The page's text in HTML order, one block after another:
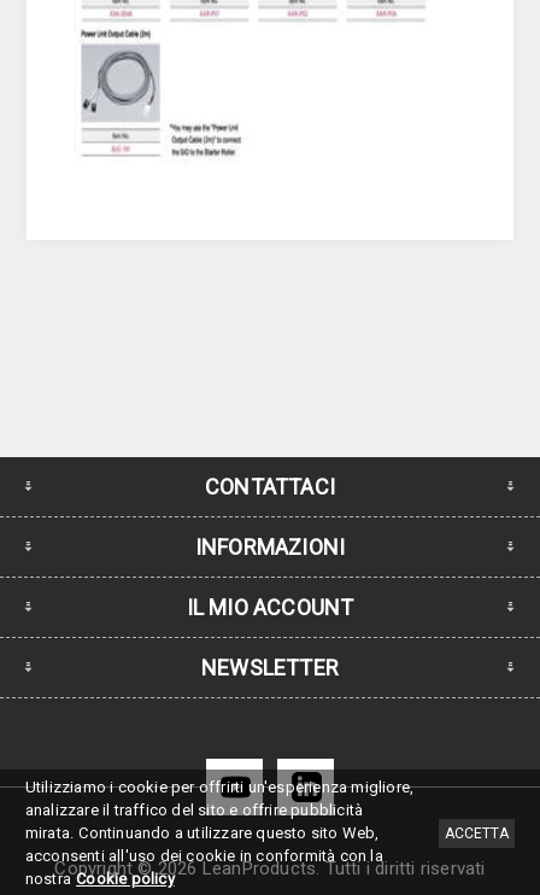
CONTATTACI
INFORMAZIONI
IL MIO ACCOUNT
NEWSLETTER
Copyright © 2026 LeanProducts. Tutti i diritti riservati
Utilizziamo i cookie per offrirti un'esperienza migliore,
analizzare il traffico del sito e offrire pubblicità
mirata. Continuando a utilizzare questo sito Web,
acconsenti all'uso dei cookie in conformità con la
nostra Cookie policy
ACCETTA